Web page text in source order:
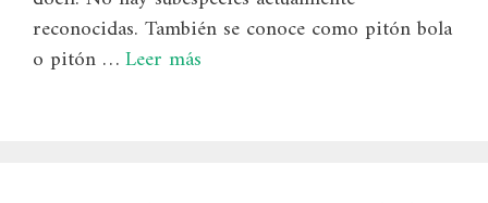
reconocidas. También se conoce como pitón bola
o pitón …Leer más